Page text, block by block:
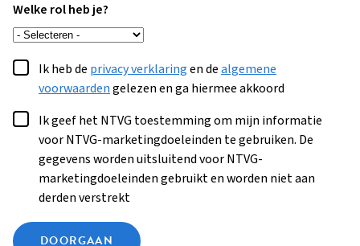
Welke rol heb je?
Ik heb de privacy verklaringen dealgemene
voorwaardengelezen en ga hiermee akkoord
Ik geef het NTVG toestemming om mijn informatie
voor NTVG-marketingdoeleinden te gebruiken. De
gegevens worden uitsluitend voor NTVG-
marketingdoeleinden gebruikt en worden niet aan
derden verstrekt
DOORGAAN